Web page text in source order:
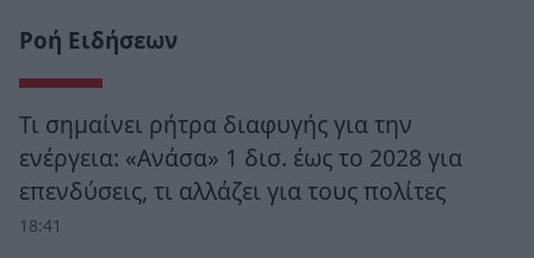
Ροή Ειδήσεων
Τι σημαίνει ρήτρα διαφυγής για την
ενέργεια: «Ανάσα» 1 δισ. έως το 2028 για
επενδύσεις, τι αλλάζει για τους πολίτες
18:41